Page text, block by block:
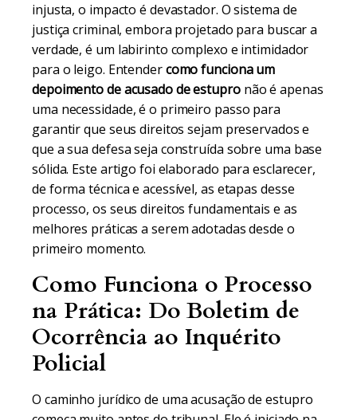
injusta, o impacto é devastador. O sistema de
justiça criminal, embora projetado para buscar a
verdade, é um labirinto complexo e intimidador
para o leigo. Entendercomo funciona um
depoimento de acusado de estupronão é apenas
uma necessidade, é o primeiro passo para
garantir que seus direitos sejam preservados e
que a sua defesa seja construída sobre uma base
sólida. Este artigo foi elaborado para esclarecer,
de forma técnica e acessível, as etapas desse
processo, os seus direitos fundamentais e as
melhores práticas a serem adotadas desde o
primeiro momento.
Como Funciona o Processo
na Prática: Do Boletim de
Ocorrência ao Inquérito
Policial
O caminho jurídico de uma acusação de estupro